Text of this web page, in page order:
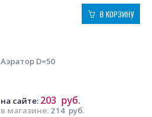
В КОРЗИНУ
Аэратор D=50
в магазине: 214 руб.
на сайте: 203 руб.